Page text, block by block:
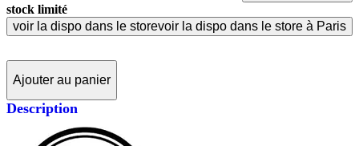
stock limité
voir la dispo dans le storevoir la dispo dans le store à Paris
Ajouter au panier
Description